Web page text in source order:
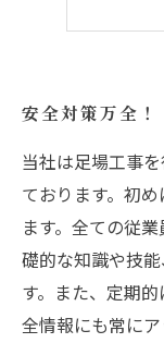
安全対策万全！
当社は足場工事
ております。初
ます。全ての従
礎的な知識や技
す。また、定期
全情報にも常に